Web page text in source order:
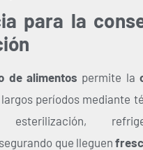
para la
de alimentos permite la
períodos mediante
esterilización,
que lleguen